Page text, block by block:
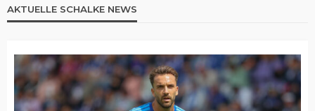
AKTUELLE SCHALKE NEWS